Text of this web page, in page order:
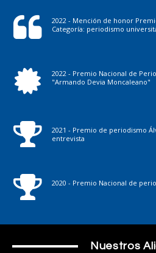
2022 - Mención de honor
Categoría: periodismo
2022 - Premio Nacional de
"Armando Devia Moncaleano"
2021 - Premio de periodismo
entrevista
2020 - Premio Nacional de
Nuestros